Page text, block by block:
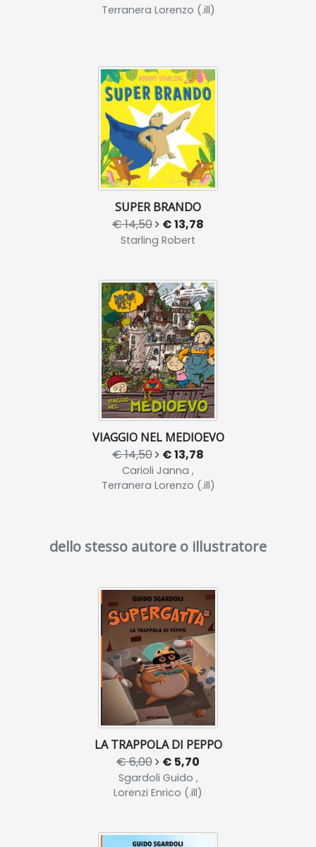
Terranera Lorenzo (.ill)
SUPER BRANDO
€ 14,50 € 13,78
Starling Robert
VIAGGIO NEL MEDIOEVO
€ 14,50 € 13,78
Carioli Janna ,
Terranera Lorenzo (.ill)
dello stesso autore o illustratore
LA TRAPPOLA DI PEPPO
€ 6,00 € 5,70
Sgardoli Guido ,
Lorenzi Enrico (.ill)